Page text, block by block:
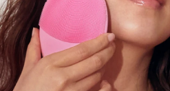
issa™ Teeth Whitening Set
Türkçe
简体中文
發貨國家